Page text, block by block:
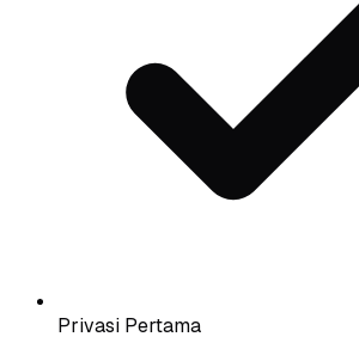
Privasi Pertama